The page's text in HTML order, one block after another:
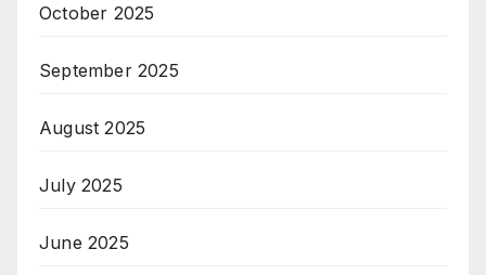
October 2025
September 2025
August 2025
July 2025
June 2025